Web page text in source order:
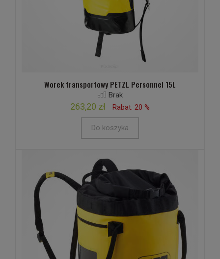
Worek transportowy PETZL Personnel 15L
Brak
263,20 zł Rabat: 20 %
Do koszyka